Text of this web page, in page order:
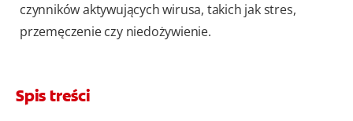
czynników aktywujących wirusa, takich jak stres,
przemęczenie czy niedożywienie.
Spis treści